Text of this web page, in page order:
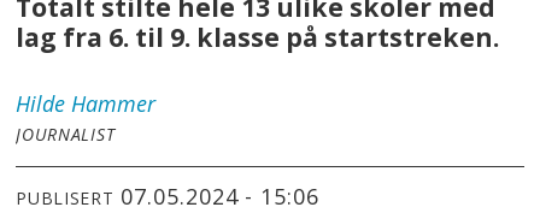
lag fra 6. til 9. klasse på startstreken.
Hilde Hammer
JOURNALIST
PUBLISERT 07.05.2024 - 15:06